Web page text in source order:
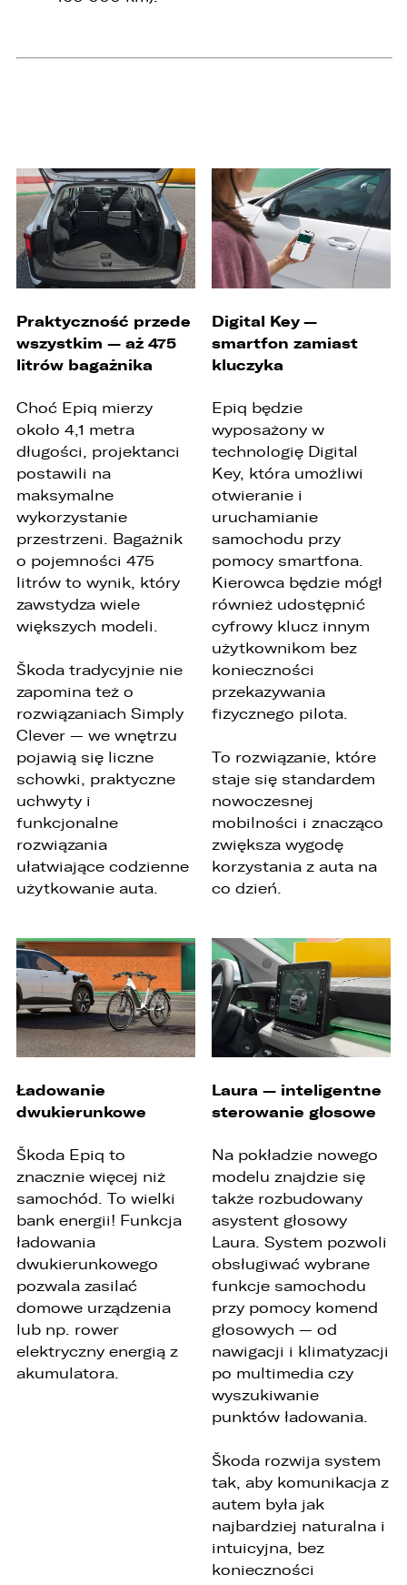
Praktyczność przede
wszystkim — aż 475
litrów bagażnika
Choć Epiq mierzy
około 4,1 metra
długości, projektanci
postawili na
maksymalne
wykorzystanie
przestrzeni. Bagażnik
o pojemności 475
litrów to wynik, który
zawstydza wiele
większych modeli.
Škoda tradycyjnie nie
zapomina też o
rozwiązaniach Simply
Clever — we wnętrzu
pojawią się liczne
schowki, praktyczne
uchwyty i
funkcjonalne
rozwiązania
ułatwiające codzienne
użytkowanie auta.
Digital Key —
smartfon zamiast
kluczyka
Epiq będzie
wyposażony w
technologię Digital
Key, która umożliwi
otwieranie i
uruchamianie
samochodu przy
pomocy smartfona.
Kierowca będzie mógł
również udostępnić
cyfrowy klucz innym
użytkownikom bez
konieczności
przekazywania
fizycznego pilota.
To rozwiązanie, które
staje się standardem
nowoczesnej
mobilności i znacząco
zwiększa wygodę
korzystania z auta na
co dzień.
Ładowanie
dwukierunkowe
Škoda Epiq to
znacznie więcej niż
samochód. To wielki
bank energii! Funkcja
ładowania
dwukierunkowego
pozwala zasilać
domowe urządzenia
lub np. rower
elektryczny energią z
akumulatora.
Laura — inteligentne
sterowanie głosowe
Na pokładzie nowego
modelu znajdzie się
także rozbudowany
asystent głosowy
Laura. System pozwoli
obsługiwać wybrane
funkcje samochodu
przy pomocy komend
głosowych — od
nawigacji i klimatyzacji
po multimedia czy
wyszukiwanie
punktów ładowania.
Škoda rozwija system
tak, aby komunikacja z
autem była jak
najbardziej naturalna i
intuicyjna, bez
konieczności